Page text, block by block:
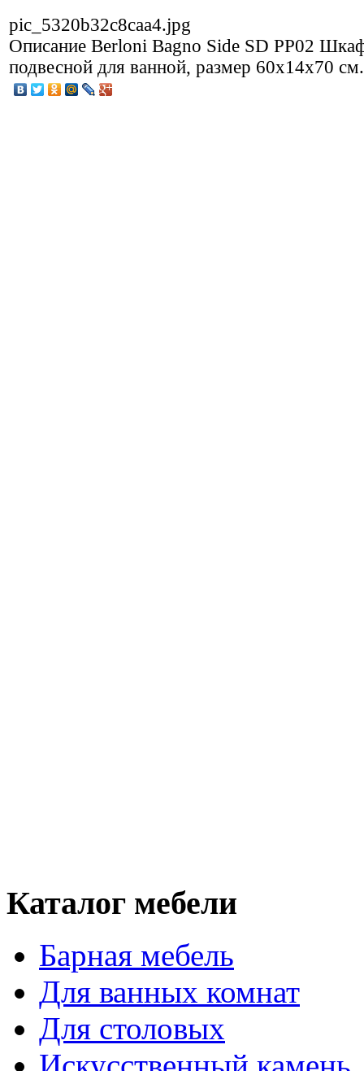
pic_5320b32c8caa4.jpg
Описание Berloni Bagno Side SD PP02
подвесной для ванной, размер 60х14х70 см.
Каталог мебели
Барная мебель
Для ванных комнат
Для столовых